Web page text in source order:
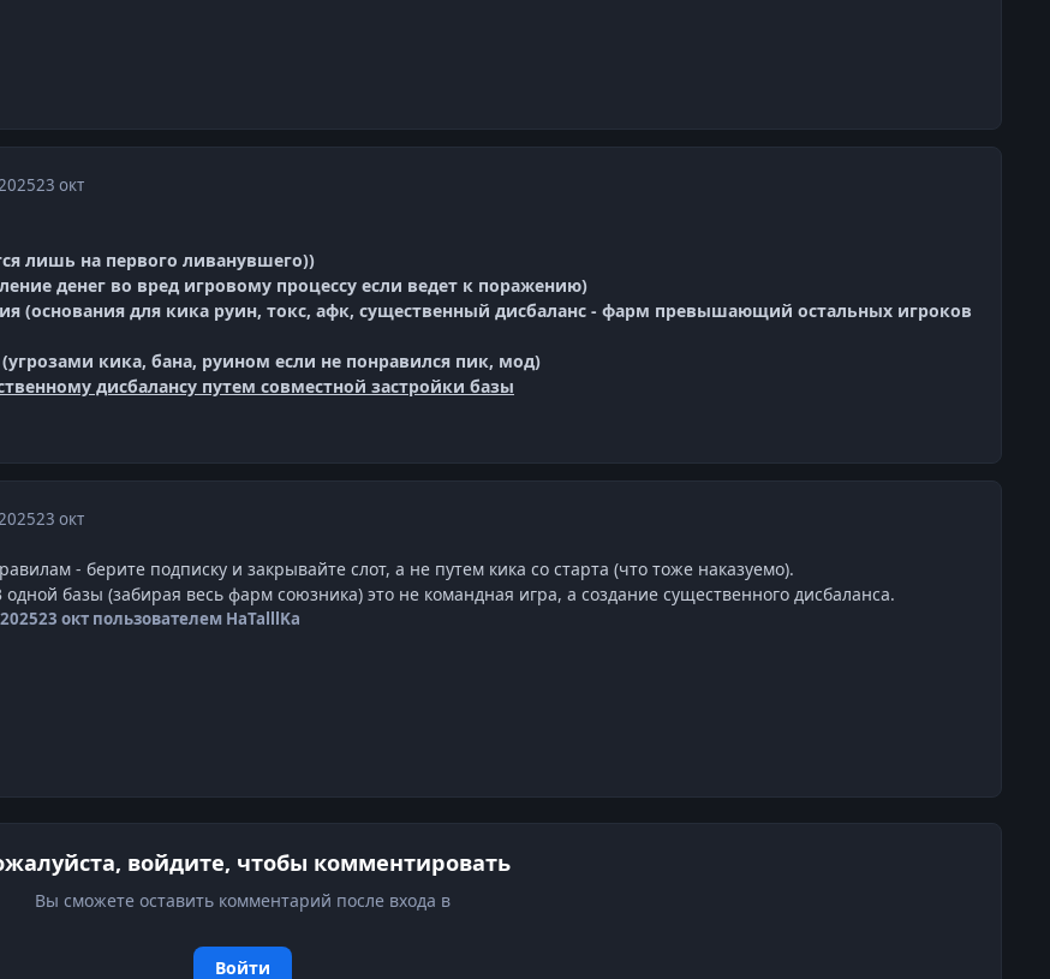
23 окт
лишь на первого ливанувшего))
денег во вред игровому процессу если ведет к поражению)
(основания для кика руин, токс, афк, существенный дисбаланс - фарм превышающий остальных игроков
кика, бана, руином если не понравился пик, мод)
дисбалансу путем совместной застройки базы
23 окт
- берите подписку и закрывайте слот, а не путем кика со старта (что тоже наказуемо).
одной базы (забирая весь фарм союзника) это не командная игра, а создание существенного дисбаланса.
23 октпользователем HaTalllKa
войдите, чтобы комментировать
Вы сможете оставить комментарий после входа в
Войти